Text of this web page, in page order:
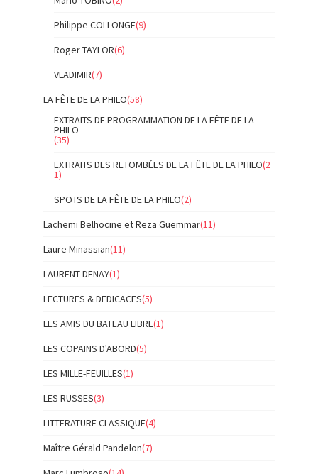
Philippe COLLONGE(9)
Roger TAYLOR(6)
VLADIMIR(7)
LA FÊTE DE LA PHILO(58)
EXTRAITS DE PROGRAMMATION DE LA FÊTE DE LA
PHILO
(35)
EXTRAITS DES RETOMBÉES DE LA FÊTE DE LA PHILO(2
1)
SPOTS DE LA FÊTE DE LA PHILO(2)
Lachemi Belhocine et Reza Guemmar(11)
Laure Minassian(11)
LAURENT DENAY(1)
LECTURES & DEDICACES(5)
LES AMIS DU BATEAU LIBRE(1)
LES COPAINS D'ABORD(5)
LES MILLE-FEUILLES(1)
LES RUSSES(3)
LITTERATURE CLASSIQUE(4)
Maître Gérald Pandelon(7)